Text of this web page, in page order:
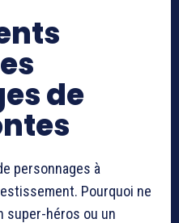
de
personnages à
Pourquoi ne
super-héros ou un